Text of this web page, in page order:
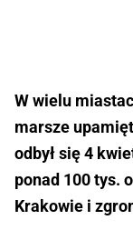
W wielu
marsze
odbył się 4
ponad 100 tys.
Krakowie i